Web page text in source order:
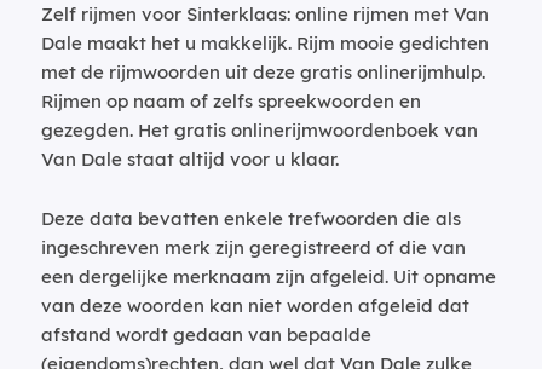
Zelf rijmen voor Sinterklaas: online rijmen met Van
Dale maakt het u makkelijk. Rijm mooie gedichten
met de rijmwoorden uit deze gratis onlinerijmhulp.
Rijmen op naam of zelfs spreekwoorden en
gezegden. Het gratis onlinerijmwoordenboek van
Van Dale staat altijd voor u klaar.
Deze data bevatten enkele trefwoorden die als
ingeschreven merk zijn geregistreerd of die van
een dergelijke merknaam zijn afgeleid. Uit opname
van deze woorden kan niet worden afgeleid dat
afstand wordt gedaan van bepaalde
(eigendoms)rechten, dan wel dat Van Dale zulke